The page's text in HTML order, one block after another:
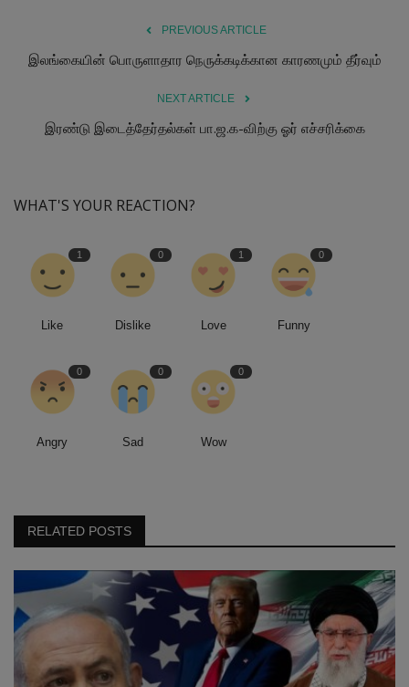
PREVIOUS ARTICLE
இலங்கையின் பொருளாதார நெருக்கடிக்கான காரணமும் தீர்வும்
NEXT ARTICLE
இரண்டு இடைத்தேர்தல்கள் பா.ஜ.க-விற்கு ஓர் எச்சரிக்கை
WHAT'S YOUR REACTION?
1
Like
0
Dislike
1
Love
0
Funny
0
Angry
0
Sad
0
Wow
RELATED POSTS